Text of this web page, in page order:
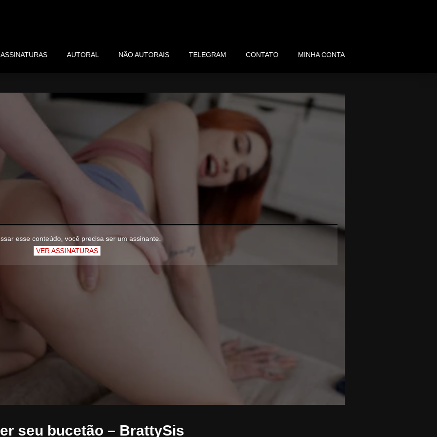
ASSINATURAS AUTORAL NÃO AUTORAIS TELEGRAM CONTATO MINHA CONTA
esse conteúdo, você precisa ser um assinante.
VER ASSINATURAS
seu bucetão – BrattySis